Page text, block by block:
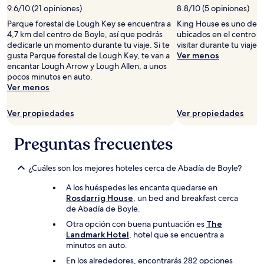
9.6/10 (21 opiniones)
Parque forestal de Lough Key se encuentra a
4,7 km del centro de Boyle, así que podrás
dedicarle un momento durante tu viaje. Si te
gusta Parque forestal de Lough Key, te van a
encantar Lough Arrow y Lough Allen, a unos
pocos minutos en auto.
Ver menos
Ver propiedades
8.8/10 (5 opiniones)
King House es uno de
ubicados en el centro
visitar durante tu viaje.
Ver menos
Ver propiedades
Preguntas frecuentes
¿Cuáles son los mejores hoteles cerca de Abadía de Boyle?
A los huéspedes les encanta quedarse en
Rosdarrig House, un bed and breakfast cerca
de Abadía de Boyle.
Otra opción con buena puntuación es The
Landmark Hotel, hotel que se encuentra a
minutos en auto.
En los alrededores, encontrarás 282 opciones